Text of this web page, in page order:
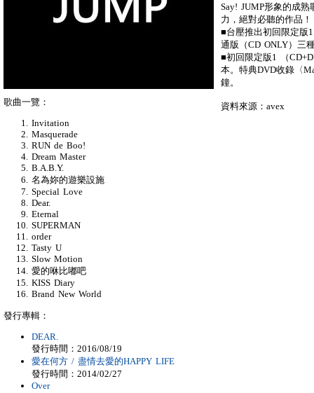
Say! JUMP形象的成
力，絕對必聽的作品！
■台壓推出初回限定版
通版（CD ONLY）三
■初回限定版1 （
本。特典DVD收錄〈
鐘。
資料來源：avex
歌曲一覽：
Invitation
Masquerade
RUN de Boo!
Dream Master
B.A.B.Y.
名為妳的遊樂設施
Special Love
Dear.
Eternal
SUPERMAN
order
Tasty U
Slow Motion
愛的咻比嘟吧
KISS Diary
Brand New World
發行專輯：
DEAR.
發行時間：2016/08/19
愛在何方 / 盡情去愛的HAPPY LIFE
發行時間：2014/02/27
Over